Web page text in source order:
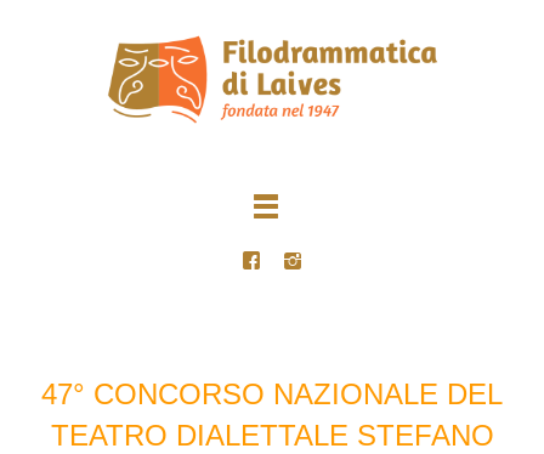
47° CONCORSO NAZIONALE DEL
TEATRO DIALETTALE STEFANO